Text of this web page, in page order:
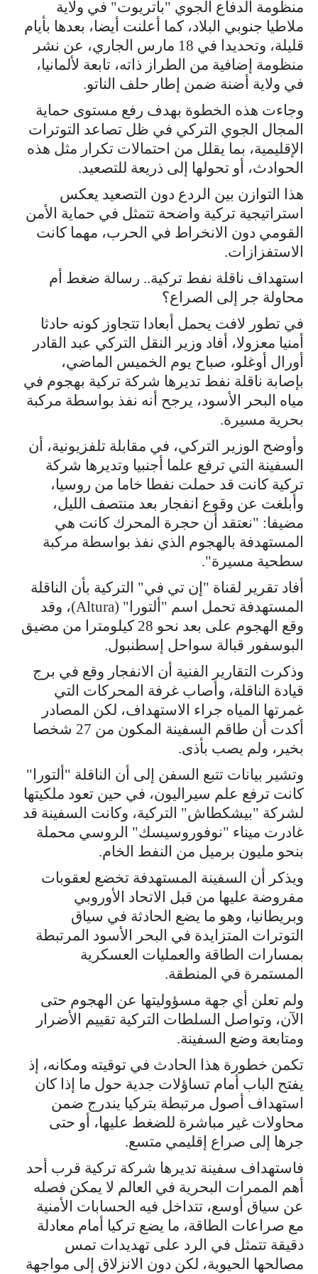
منظومة الدفاع الجوي "باتريوت" في ولاية
ملاطيا جنوبي البلاد، كما أعلنت أيضا، بعدها بأيام
قليلة، وتحديدا في 18 مارس الجاري، عن نشر
منظومة إضافية من الطراز ذاته، تابعة لألمانيا،
في ولاية أضنة ضمن إطار حلف الناتو.
وجاءت هذه الخطوة بهدف رفع مستوى حماية
المجال الجوي التركي في ظل تصاعد التوترات
الإقليمية، بما يقلل من احتمالات تكرار مثل هذه
الحوادث، أو تحولها إلى ذريعة للتصعيد.
هذا التوازن بين الردع دون التصعيد يعكس
استراتيجية تركية واضحة تتمثل في حماية الأمن
القومي دون الانخراط في الحرب، مهما كانت
الاستفزازات.
استهداف ناقلة نفط تركية.. رسالة ضغط أم
محاولة جر إلى الصراع؟
في تطور لافت يحمل أبعادا تتجاوز كونه حادثا
أمنيا معزولا، أفاد وزير النقل التركي عبد القادر
أورال أوغلو، صباح يوم الخميس الماضي،
بإصابة ناقلة نفط تديرها شركة تركية بهجوم في
مياه البحر الأسود، يرجح أنه نفذ بواسطة مركبة
بحرية مسيرة.
وأوضح الوزير التركي، في مقابلة تلفزيونية، أن
السفينة التي ترفع علما أجنبيا وتديرها شركة
تركية كانت قد حملت نفطا خاما من روسيا،
وأبلغت عن وقوع انفجار بعد منتصف الليل،
مضيفا: "نعتقد أن حجرة المحرك كانت هي
المستهدفة بالهجوم الذي نفذ بواسطة مركبة
سطحية مسيرة".
أفاد تقرير لقناة "إن تي في" التركية بأن الناقلة
المستهدفة تحمل اسم "ألتورا" (Altura)، وقد
وقع الهجوم على بعد نحو 28 كيلومترا من مضيق
البوسفور قبالة سواحل إسطنبول.
وذكرت التقارير الفنية أن الانفجار وقع في برج
قيادة الناقلة، وأصاب غرفة المحركات التي
غمرتها المياه جراء الاستهداف، لكن المصادر
أكدت أن طاقم السفينة المكون من 27 شخصا
بخير، ولم يصب بأذى.
وتشير بيانات تتبع السفن إلى أن الناقلة "ألتورا"
كانت ترفع علم سيراليون، في حين تعود ملكيتها
لشركة "بيشكطاش" التركية، وكانت السفينة قد
غادرت ميناء "نوفوروسيسك" الروسي محملة
بنحو مليون برميل من النفط الخام.
ويذكر أن السفينة المستهدفة تخضع لعقوبات
مفروضة عليها من قبل الاتحاد الأوروبي
وبريطانيا، وهو ما يضع الحادثة في سياق
التوترات المتزايدة في البحر الأسود المرتبطة
بمسارات الطاقة والعمليات العسكرية
المستمرة في المنطقة.
ولم تعلن أي جهة مسؤوليتها عن الهجوم حتى
الآن، وتواصل السلطات التركية تقييم الأضرار
ومتابعة وضع السفينة.
تكمن خطورة هذا الحادث في توقيته ومكانه، إذ
يفتح الباب أمام تساؤلات جدية حول ما إذا كان
استهداف أصول مرتبطة بتركيا يندرج ضمن
محاولات غير مباشرة للضغط عليها، أو حتى
جرها إلى صراع إقليمي متسع.
فاستهداف سفينة تديرها شركة تركية قرب أحد
أهم الممرات البحرية في العالم لا يمكن فصله
عن سياق أوسع، تتداخل فيه الحسابات الأمنية
مع صراعات الطاقة، ما يضع تركيا أمام معادلة
دقيقة تتمثل في الرد على تهديدات تمس
مصالحها الحيوية، لكن دون الانزلاق إلى مواجهة